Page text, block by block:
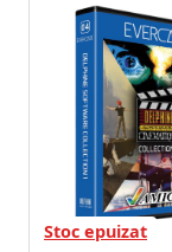
Stoc epuizat